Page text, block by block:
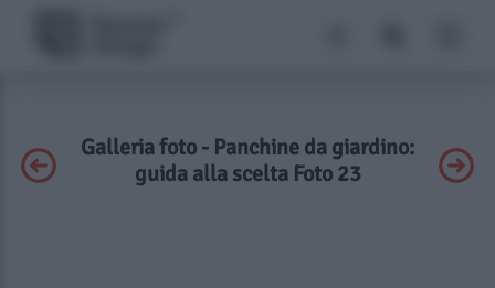
Galleria foto - Panchine da giardino:
guida alla scelta Foto 23